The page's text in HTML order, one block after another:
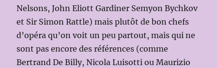
Nelsons, John Eliott Gardiner Semyon Bychkov
et Sir Simon Rattle) mais plutôt de bon chefs
d’opéra qu’on voit un peu partout, mais qui ne
sont pas encore des références (comme
Bertrand De Billy, Nicola Luisotti ou Maurizio